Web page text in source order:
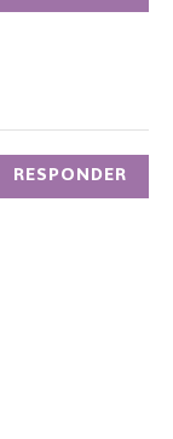
RESPONDER